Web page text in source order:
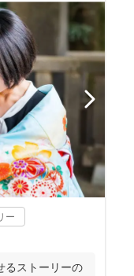
ー
るストーリーの